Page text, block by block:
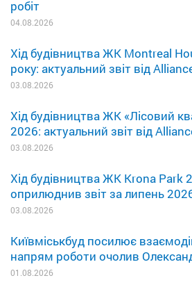
робіт
04.08.2026
Хід будівництва ЖК Montreal
року: актуальний звіт від
03.08.2026
Хід будівництва ЖК «Лісовий
2026: актуальний звіт від
03.08.2026
Хід будівництва ЖК Krona Park
оприлюднив звіт за липень
03.08.2026
Київміськбуд посилює
напрям роботи очолив
01.08.2026